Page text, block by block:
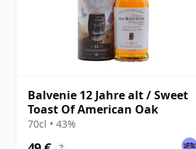
Balvenie 12 Jahre alt / Sweet
Toast Of American Oak
70cl • 43%